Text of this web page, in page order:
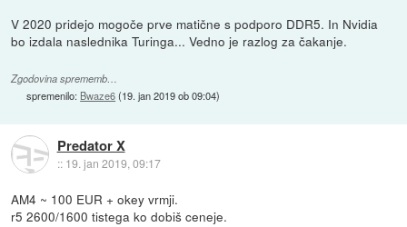
V 2020 pridejo mogoče prve matične s podporo DDR5. In Nvidia
bo izdala naslednika Turinga... Vedno je razlog za čakanje.
Zgodovina sprememb…
spremenilo: Bwaze6(19. jan 2019 ob 09:04)
Predator X
:: 19. jan 2019, 09:17
AM4 ~ 100 EUR + okey vrmji.
r5 2600/1600 tistega ko dobiš ceneje.